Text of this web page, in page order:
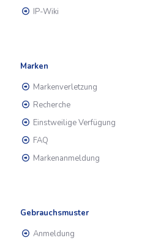
IP-Wiki
Marken
Markenverletzung
Recherche
Einstweilige Verfügung
FAQ
Markenanmeldung
Gebrauchsmuster
Anmeldung